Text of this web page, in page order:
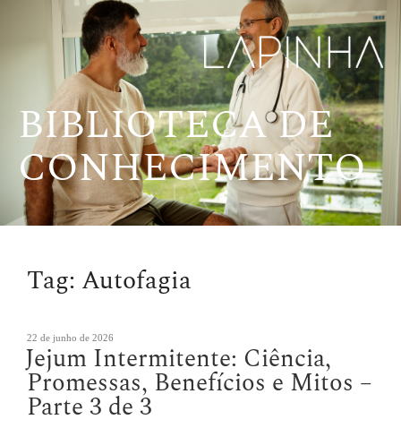
BIBLIOTECA DE
CONHECIMENTO
Tag: Autofagia
Publicado
em
22 de junho de 2026
Jejum Intermitente: Ciência,
Promessas, Benefícios e Mitos –
Parte 3 de 3